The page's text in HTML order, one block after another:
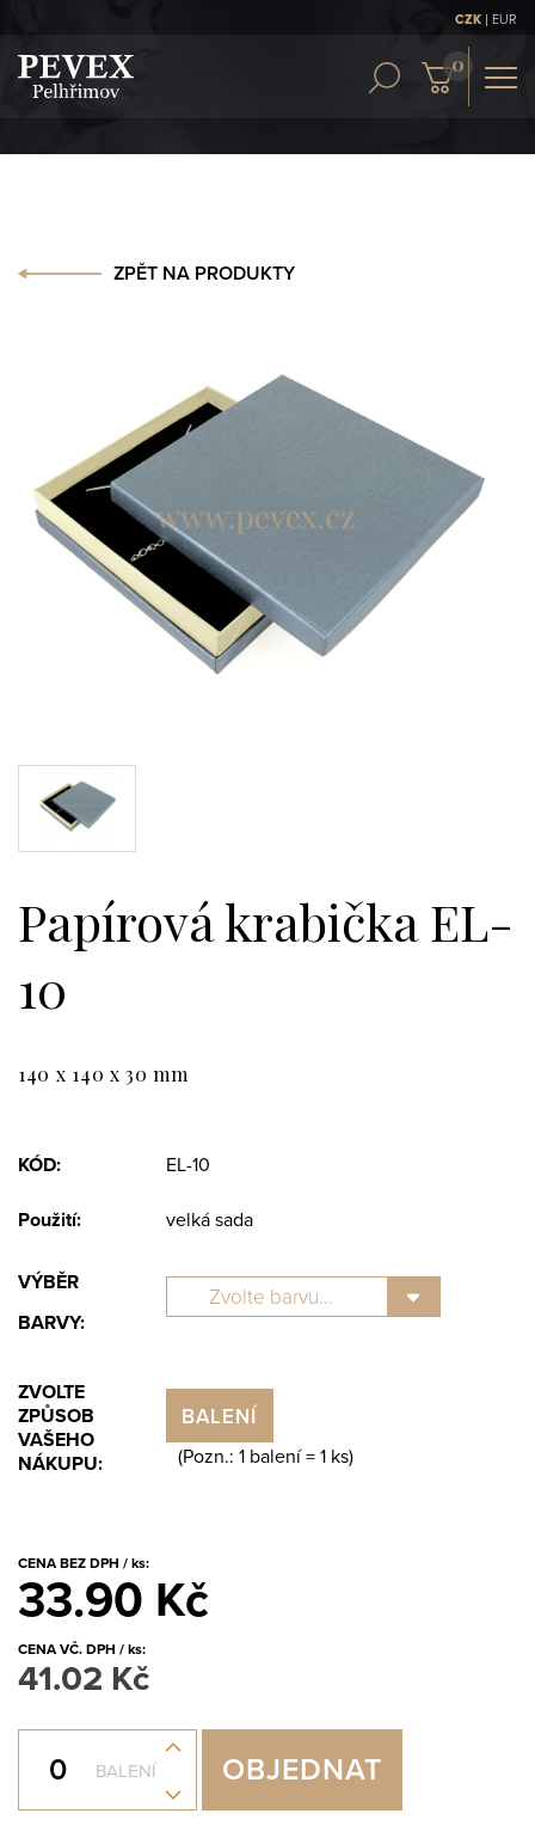
CZK | EUR
ZPĚT NA PRODUKTY
Papírová krabička EL-
10
140 x 140 x 30 mm
KÓD: EL-10
Použití: velká sada
VÝBĚR
BARVY:
ZVOLTE
ZPŮSOB
VAŠEHO
NÁKUPU:
BALENÍ
(Pozn.: 1 balení = 1ks)
CENA BEZ DPH / ks:
33.90 Kč
CENA VČ. DPH / ks:
41.02 Kč
BALENÍ
+
-
OBJEDNAT